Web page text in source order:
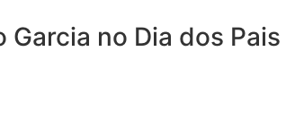
no Dia dos Pais